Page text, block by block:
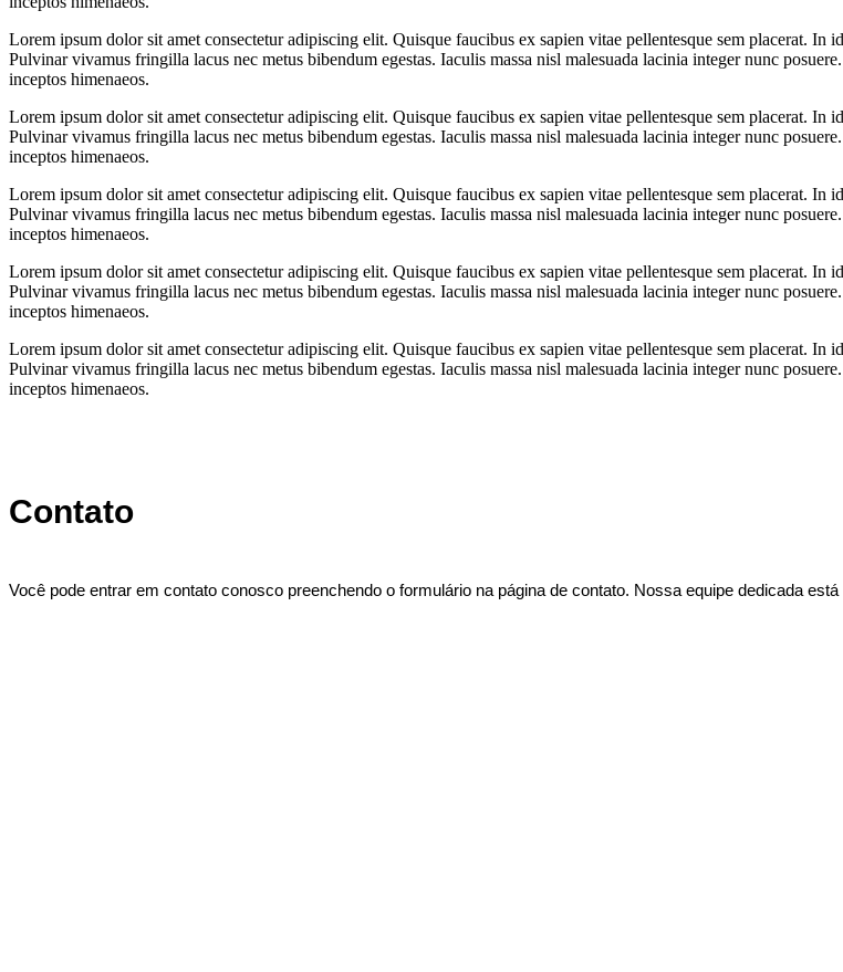
Lorem ipsum dolor sit amet consectetur adipiscing elit. Quisque faucibus ex sapien vitae pellentesque sem placerat. In
Pulvinar vivamus fringilla lacus nec metus bibendum egestas. Iaculis massa nisl malesuada lacinia integer nunc
inceptos himenaeos.
Lorem ipsum dolor sit amet consectetur adipiscing elit. Quisque faucibus ex sapien vitae pellentesque sem placerat. In
Pulvinar vivamus fringilla lacus nec metus bibendum egestas. Iaculis massa nisl malesuada lacinia integer nunc
inceptos himenaeos.
Lorem ipsum dolor sit amet consectetur adipiscing elit. Quisque faucibus ex sapien vitae pellentesque sem placerat. In
Pulvinar vivamus fringilla lacus nec metus bibendum egestas. Iaculis massa nisl malesuada lacinia integer nunc
inceptos himenaeos.
Lorem ipsum dolor sit amet consectetur adipiscing elit. Quisque faucibus ex sapien vitae pellentesque sem placerat. In
Pulvinar vivamus fringilla lacus nec metus bibendum egestas. Iaculis massa nisl malesuada lacinia integer nunc
inceptos himenaeos.
Lorem ipsum dolor sit amet consectetur adipiscing elit. Quisque faucibus ex sapien vitae pellentesque sem placerat. In
Pulvinar vivamus fringilla lacus nec metus bibendum egestas. Iaculis massa nisl malesuada lacinia integer nunc
inceptos himenaeos.
Contato
Você pode entrar em contato conosco preenchendo o formulário na página de contato. Nossa equipe dedicada